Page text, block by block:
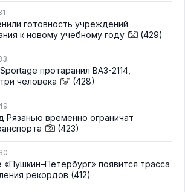
готовность учреждений
к новому учебному году
(429)
протаранил ВАЗ-2114,
человека
(428)
Рязанью временно ограничат
(423)
появится трасса
рекордов (412)